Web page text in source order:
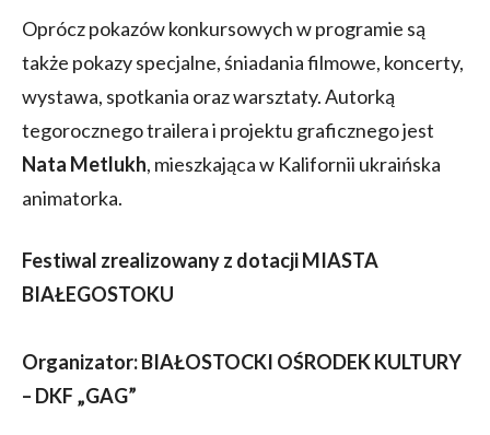
Oprócz pokazów konkursowych w programie są
także pokazy specjalne, śniadania filmowe, koncerty,
wystawa, spotkania oraz warsztaty. Autorką
tegorocznego trailera i projektu graficznego jest
Nata Metlukh, mieszkająca w Kalifornii ukraińska
animatorka.
Festiwal zrealizowany z dotacji MIASTA
BIAŁEGOSTOKU
Organizator: BIAŁOSTOCKI OŚRODEK KULTURY
– DKF „GAG”